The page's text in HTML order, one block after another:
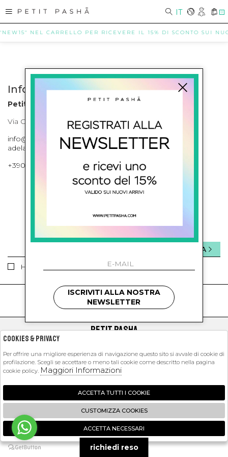
IT 0
NEL CARRELLO PER RICEVERE IL 15% DI SCONTO SUI
Info contatti
Petit Pasha
Via Cilea, 255 Napoli Corso Umberto I 301 Napoli
info@petitpasha.com, petitpasha@hotmail.it,
adelaide.petitpasha@hotmail.com
+39081643421 , +390812351280
ISCRIVITI ALLA NEWSLETTER
Ho letto ed accettato le condizioni sulla privacy.
INVIA
kids
PETIT PASHA
EXTRA
2026 Petit Pasha - P.iva : 09423341214 Powered by
Zucchetti
🍪
ISCRIVITI ALLA NOSTRA
NEWSLETTER
richiedi reso
Cookies & Privacy
Per offrire una migliore esperienza di navigazione questo sito si avvale di cookie di
profilazione. Scegli se accettare o meno tali cookie come descritto nella pagina
cookie policy. Maggiori Informazioni
ACCETTA TUTTI I COOKIE
CUSTOMIZZA COOKIES
ACCETTA NECESSARI